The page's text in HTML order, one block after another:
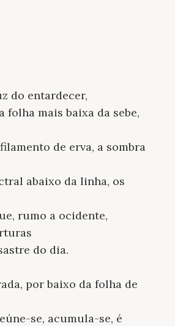
do entardecer,
folha mais baixa da sebe,
de erva, a sombra
abaixo da linha, os
rumo a ocidente,
do dia.
por baixo da folha de
se, acumula-se, é